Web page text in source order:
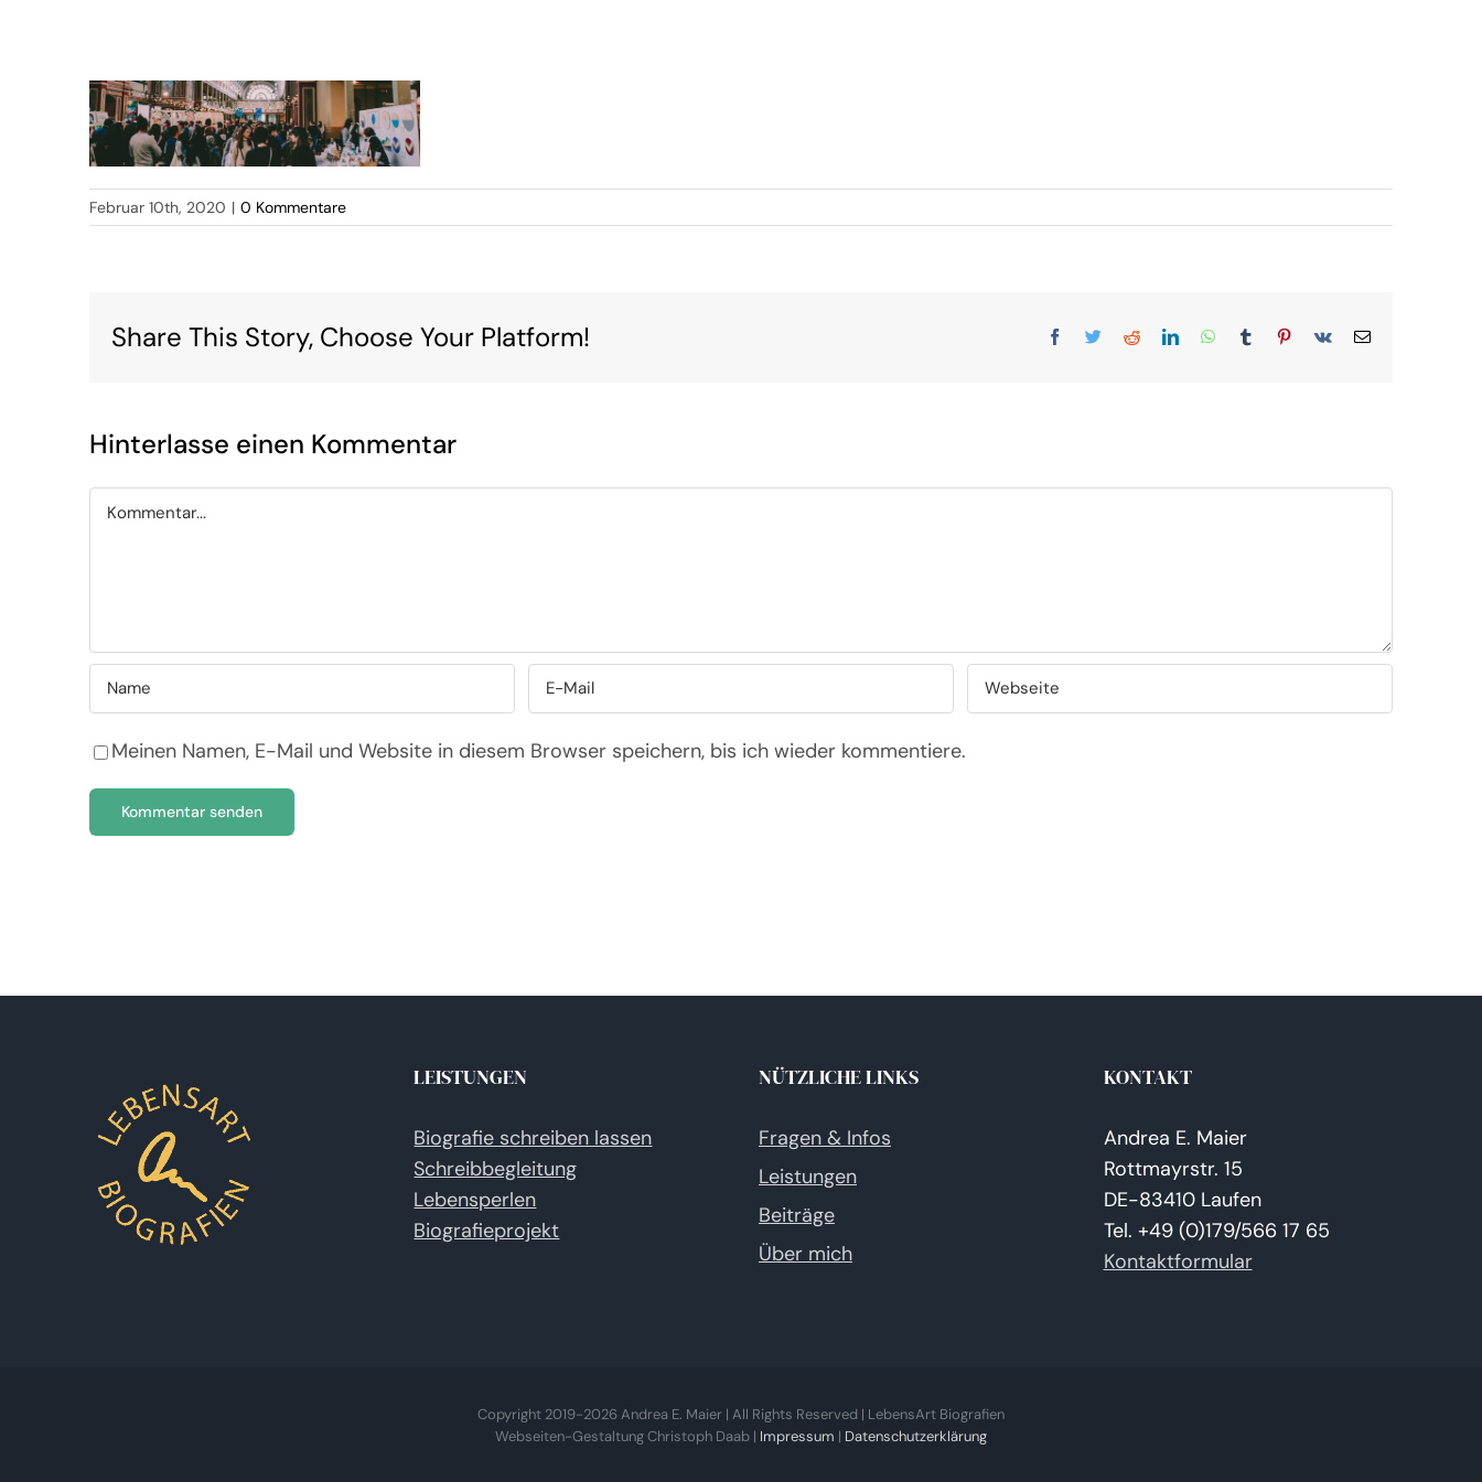
Februar 10th, 2020 | 0 Kommentare
Share This Story, Choose Your Platform! Facebook
TwitterRedditLinkedInWhatsApp
TumblrPinterest
Vk
E-
Hinterlasse einen Kommentar
Kommentar
Meinen Namen, E-Mail und Website in diesem Browser speichern, bis ich wieder kommentiere.
LEISTUNGEN
Biografie schreiben lassen
Schreibbegleitung
Lebensperlen
Biografieprojekt
NÜTZLICHE LINKS
Fragen & Infos
Leistungen
Beiträge
Über mich
KONTAKT
Andrea E. Maier
Rottmayrstr. 15
DE-83410 Laufen
Tel. +49 (0)179/566 17 65
Kontaktformular
Copyright 2019-2026 Andrea E. Maier | All Rights Reserved | LebensArt Biografien
Webseiten-Gestaltung Christoph Daab | Impressum | Datenschutzerklärung